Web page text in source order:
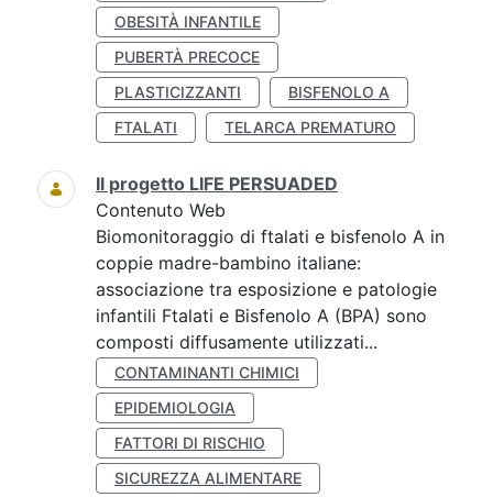
OBESITÀ INFANTILE
PUBERTÀ PRECOCE
PLASTICIZZANTI
BISFENOLO A
FTALATI
TELARCA PREMATURO
Il progetto LIFE PERSUADED
Contenuto Web
Biomonitoraggio di ftalati e bisfenolo A in
coppie madre-bambino italiane:
associazione tra esposizione e patologie
infantili Ftalati e Bisfenolo A (BPA) sono
composti diffusamente utilizzati...
CONTAMINANTI CHIMICI
EPIDEMIOLOGIA
FATTORI DI RISCHIO
SICUREZZA ALIMENTARE